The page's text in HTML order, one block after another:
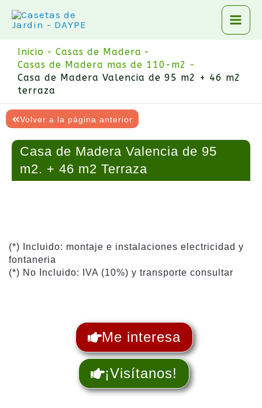
contenido
Inicio
Casas de Madera
Casas de Madera mas de 110-m2
Casa de Madera Valencia de 95 m2 + 46 m2
terraza
Volver a la página anterior
Casa de Madera Valencia de 95
m2. + 46 m2 Terraza
(*) Incluido: montaje e instalaciones electricidad y
fontaneria
(*) No Incluido: IVA (10%) y transporte consultar
Me interesa
¡Visítanos!